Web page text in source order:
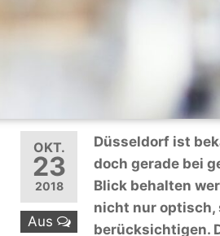
OKT.
23
2018
Aus
Düsseldorf ist
doch gerade bei
Blick behalten
nicht nur optisch,
berücksichtigen.